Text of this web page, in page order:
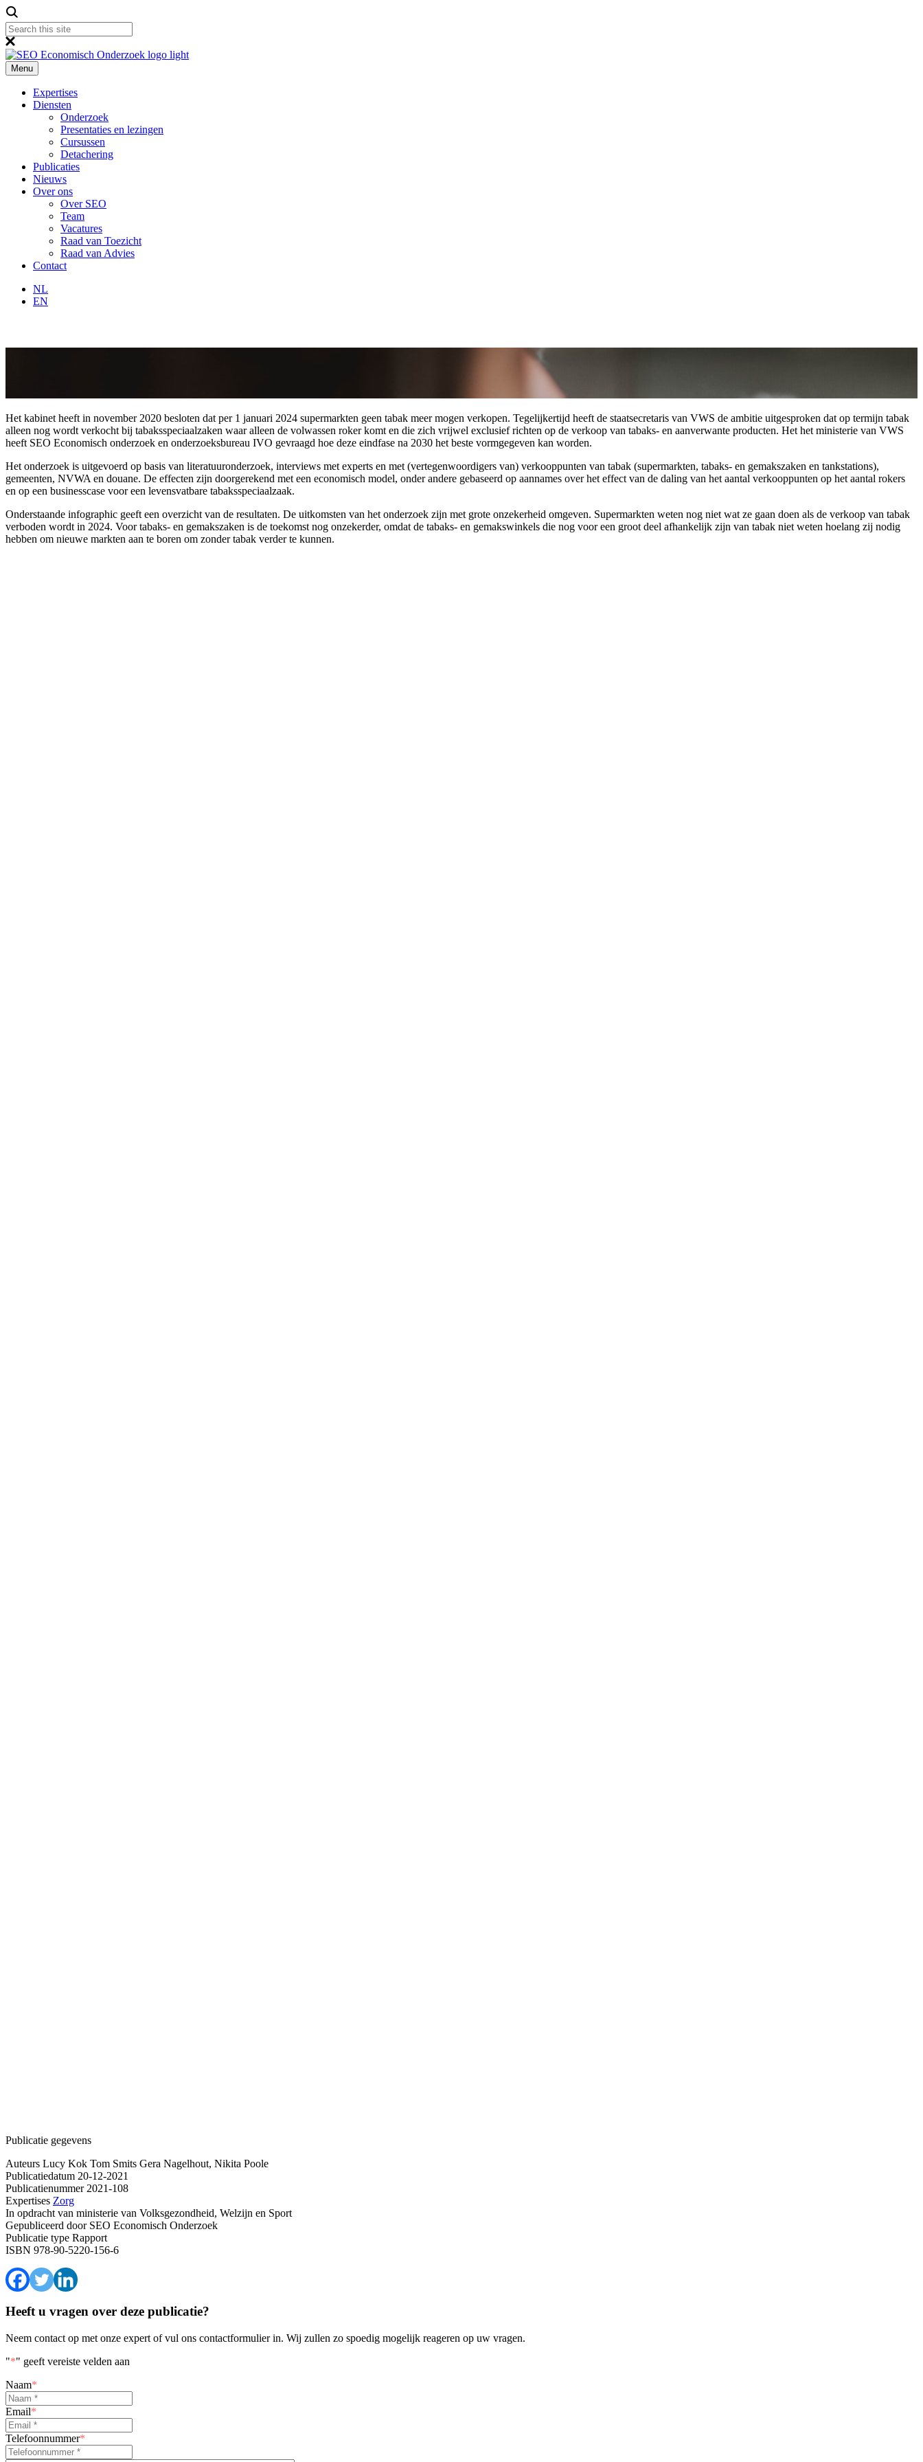
Menu
Expertises
Diensten
Onderzoek
Presentaties en lezingen
Cursussen
Detachering
Publicaties
Nieuws
Over ons
Over SEO
Team
Vacatures
Raad van Toezicht
Raad van Advies
Contact
NL
EN
Het kabinet heeft in november 2020 besloten dat per 1 januari 2024 supermarkten geen tabak meer mogen verkopen. Tegelijkertijd heeft de staatsecretaris van VWS de ambitie uitgesproken dat op termijn tabak
alleen nog wordt verkocht bij tabaksspeciaalzaken waar alleen de volwassen roker komt en die zich vrijwel exclusief richten op de verkoop van tabaks- en aanverwante producten. Het het ministerie van VWS
heeft SEO Economisch onderzoek en onderzoeksbureau IVO gevraagd hoe deze eindfase na 2030 het beste vormgegeven kan worden.
Het onderzoek is uitgevoerd op basis van literatuuronderzoek, interviews met experts en met (vertegenwoordigers van) verkooppunten van tabak (supermarkten, tabaks- en gemakszaken en tankstations),
gemeenten, NVWA en douane. De effecten zijn doorgerekend met een economisch model, onder andere gebaseerd op aannames over het effect van de daling van het aantal verkooppunten op het aantal rokers
en op een businesscase voor een levensvatbare tabaksspeciaalzaak.
Onderstaande infographic geeft een overzicht van de resultaten. De uitkomsten van het onderzoek zijn met grote onzekerheid omgeven. Supermarkten weten nog niet wat ze gaan doen als de verkoop van tabak
verboden wordt in 2024. Voor tabaks- en gemakszaken is de toekomst nog onzekerder, omdat de tabaks- en gemakswinkels die nog voor een groot deel afhankelijk zijn van tabak niet weten hoelang zij nodig
hebben om nieuwe markten aan te boren om zonder tabak verder te kunnen.
Publicatie gegevens
Auteurs Lucy Kok Tom Smits Gera Nagelhout, Nikita Poole
Publicatiedatum 20-12-2021
Publicatienummer2021-108
Expertises Zorg
In opdracht van ministerie van Volksgezondheid, Welzijn en Sport
Gepubliceerd doorSEO Economisch Onderzoek
Publicatie type Rapport
ISBN 978-90-5220-156-6
Heeft u vragen over deze publicatie?
Neem contact op met onze expert of vul ons contactformulier in. Wij zullen zo spoedig mogelijk reageren op uw vragen.
"*" geeft vereiste velden aan
Naam*
Email*
Telefoonnummer*